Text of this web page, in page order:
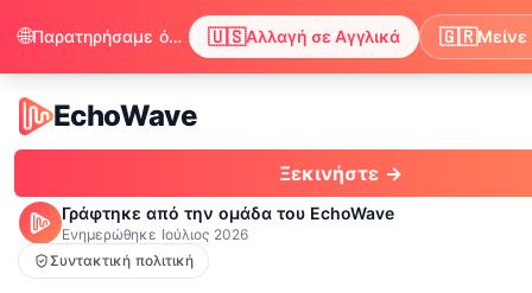
EchoWave
EchoWave
Ξεκινήστε →
Γράφτηκε από την ομάδα του EchoWave
Ενημερώθηκε Ιούλιος 2026
Συντακτική πολιτική
🌐 Παρατηρήσαμε ότι ο περιηγητής σου προτιμά τα Αγγλικά. Θέλεις να αλλάξεις για να απολαμβάνεις περιεχόμενο στα Αγγλικά; 🇺🇸Αλλαγή σε Αγγλικά 🇬🇷Μείνε